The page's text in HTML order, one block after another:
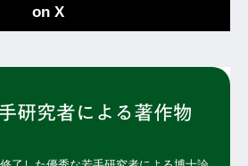
on X